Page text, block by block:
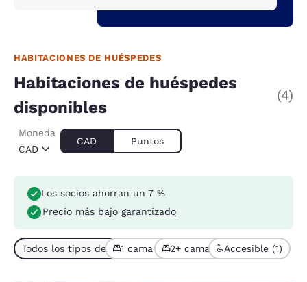
HABITACIONES DE HUÉSPEDES
Habitaciones de huéspedes
disponibles
(4)
CAD
Moneda
CAD Puntos
Los socios ahorran un 7 %
Precio más bajo garantizado
Todos los tipos de habitación (4)
1 cama (2)2+ camas (2)Accesible (1)